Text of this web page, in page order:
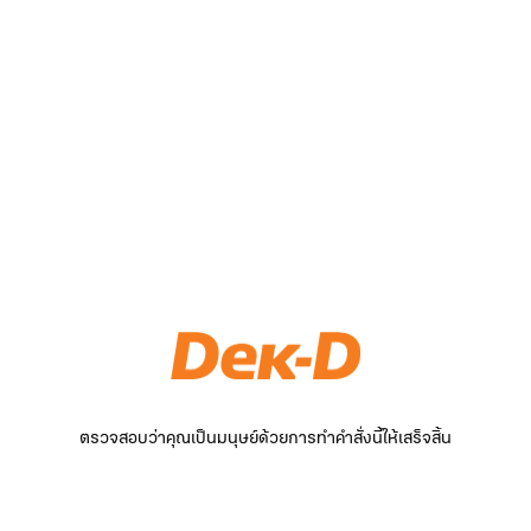
ตรวจสอบว่าคุณเป็นมนุษย์ด้วยการทำคำสั่งนี้ให้เสร็จสิ้น